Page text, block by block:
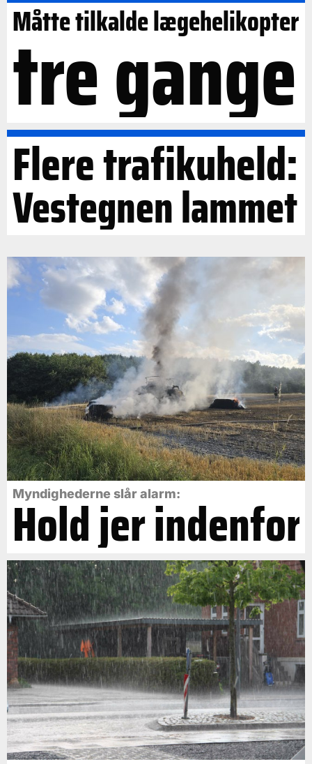
Måtte tilkalde lægehelikopter
tre gange
Flere trafikuheld:
Vestegnen lammet
Myndighederne slår alarm:
Hold jer indenfor